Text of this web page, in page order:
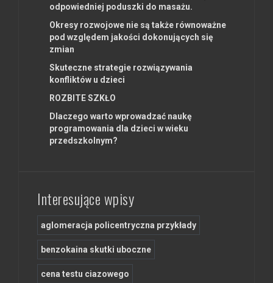
odpowiedniej poduszki do masażu.
Okresy rozwojowe nie są także równoważne
pod względem jakości dokonujących się
zmian
Skuteczne strategie rozwiązywania
konfliktów u dzieci
ROZBITE SZKŁO
Dlaczego warto wprowadzać naukę
programowania dla dzieci w wieku
przedszkolnym?
Interesujące wpisy
aglomeracja policentryczna przykłady
benzokaina skutki uboczne
cena testu ciazowego